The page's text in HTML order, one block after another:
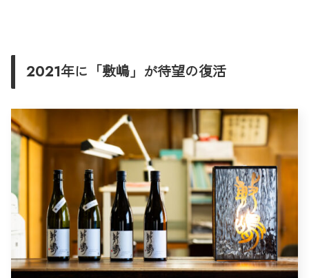
2021年に「敷嶋」が待望の復活